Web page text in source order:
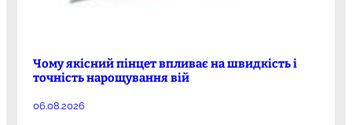
Чому якісний пінцет впливає на швидкість і
точність нарощування вій
06.08.2026